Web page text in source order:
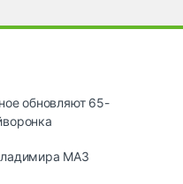
обновляют 65-
МАЗ